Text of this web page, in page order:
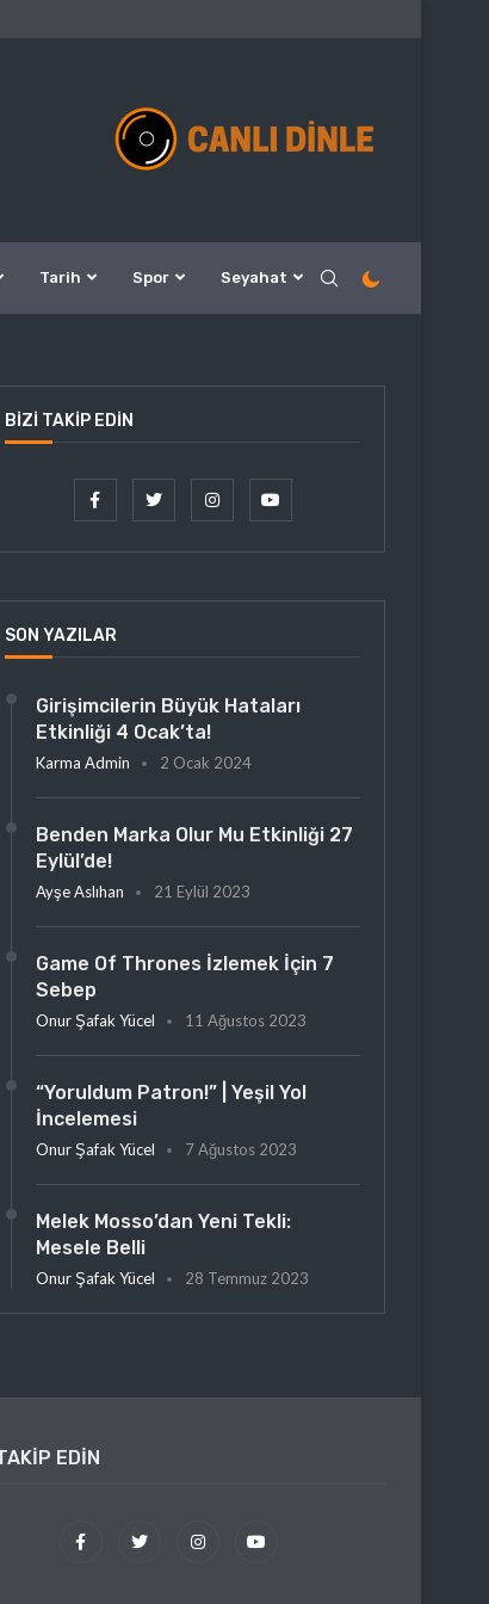
Tarih Spor Seyahat
BIZI TAKIP EDIN
SON YAZILAR
Girişimcilerin Büyük Hataları
Etkinliği 4 Ocak’ta!
Karma Admin 2 Ocak 2024
Benden Marka Olur Mu Etkinliği 27
Eylül’de!
Ayşe Aslıhan 21 Eylül 2023
Game Of Thrones İzlemek İçin 7
Sebep
Onur Şafak Yücel 11 Ağustos 2023
“Yoruldum Patron!” | Yeşil Yol
İncelemesi
Onur Şafak Yücel 7 Ağustos 2023
Melek Mosso’dan Yeni Tekli:
Mesele Belli
Onur Şafak Yücel 28 Temmuz 2023
EDIN